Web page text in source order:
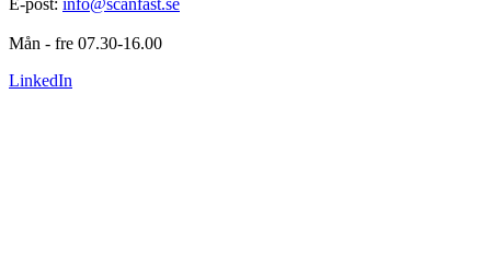
E-post: info@scanfast.se
Mån - fre 07.30-16.00
LinkedIn